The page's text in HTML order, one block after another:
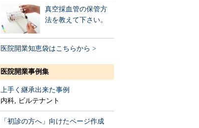
真空採血管の保管方
法を教えて下さい。
医院開業知恵袋はこちらから >
医院開業事例集
上手く継承出来た事例
内科, ビルテナント
「初診の方へ」向けたページ作成